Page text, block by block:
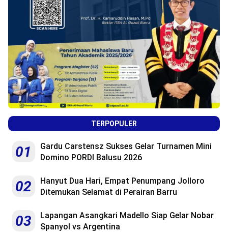
TERPOPULER
01
Gardu Carstensz Sukses Gelar Turnamen Mini
Domino PORDI Balusu 2026
02
Hanyut Dua Hari, Empat Penumpang Jolloro
Ditemukan Selamat di Perairan Barru
03
Lapangan Asangkari Madello Siap Gelar Nobar
Spanyol vs Argentina